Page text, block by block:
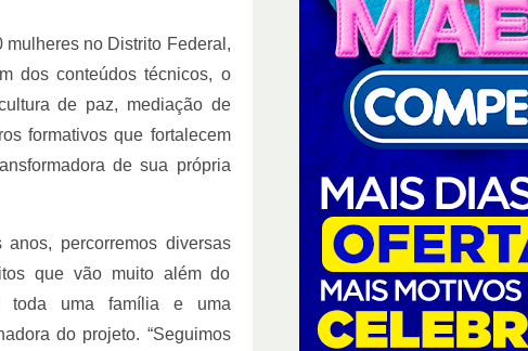
mulheres no Distrito Federal,
dos conteúdos técnicos, o
de paz, mediação de
formativos que fortalecem
de sua própria
percorremos diversas
que vão muito além do
toda uma família e uma
do projeto. “Seguimos